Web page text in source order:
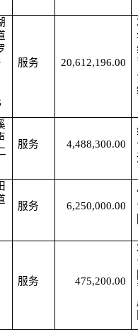
服务 20,612,196.00
服务 4,488,300.00
服务 6,250,000.00
服务 475,200.00